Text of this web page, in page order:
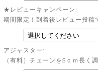
★レビューキャンペーン:
期間限定！到着後レビュー投稿
アジャスター:
（有料）チェーンを5ｃｍ長く